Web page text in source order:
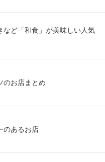
など「和食」が美味しい人気
のお店まとめ
のあるお店